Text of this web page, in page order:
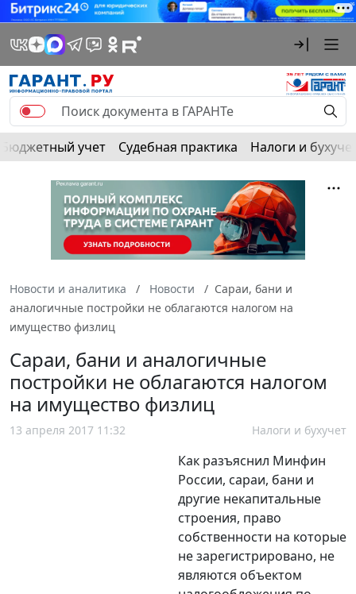
Бюджетный учет Судебная практика Налоги и
Новости и аналитика Новости
Сараи, бани и
аналогичные постройки не облагаются налогом на
имущество физлиц
Сараи, бани и аналогичные
постройки не облагаются налогом
на имущество физлиц
13 апреля 2017 11:32 Налоги и бухучет
Как разъяснил Минфин
России, сараи, бани и
другие некапитальные
строения, право
собственности на которые
не зарегистрировано, не
являются объектом